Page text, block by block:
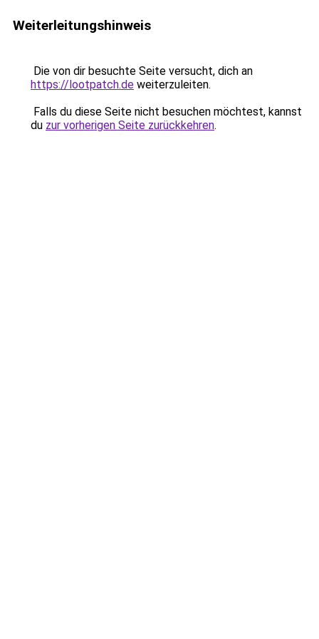
Weiterleitungshinweis
Die von dir besuchte Seite versucht, dich an
https://lootpatch.de weiterzuleiten.
Falls du diese Seite nicht besuchen möchtest, kannst
du zur vorherigen Seite zurückkehren.